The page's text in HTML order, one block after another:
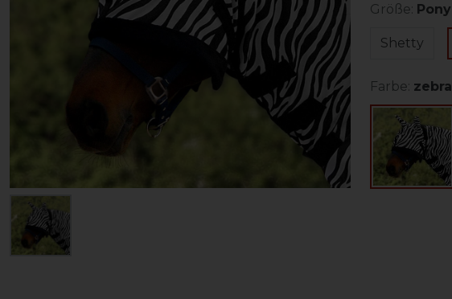
Größe: Pony
Shetty
Farbe: zebra